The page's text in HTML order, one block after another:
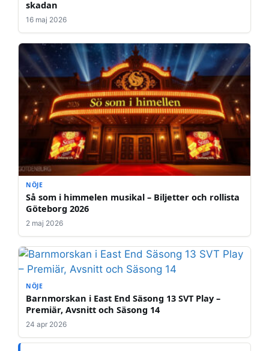
skadan
16 maj 2026
NÖJE
Så som i himmelen musikal – Biljetter och rollista
Göteborg 2026
2 maj 2026
NÖJE
Barnmorskan i East End Säsong 13 SVT Play –
Premiär, Avsnitt och Säsong 14
24 apr 2026